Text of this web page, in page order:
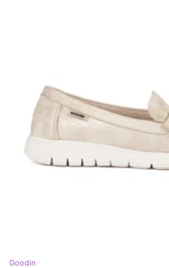
Goodin